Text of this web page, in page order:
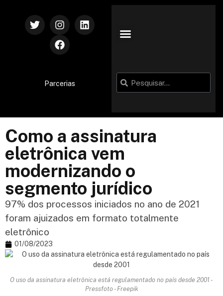
Parcerias
Como a assinatura
eletrônica vem
modernizando o
segmento jurídico
97% dos processos iniciados no ano de 2021
foram ajuizados em formato totalmente
eletrônico
01/08/2023
O uso da assinatura eletrônica está regulamentado no país desde 2001 -
Pressfoto - Freepik